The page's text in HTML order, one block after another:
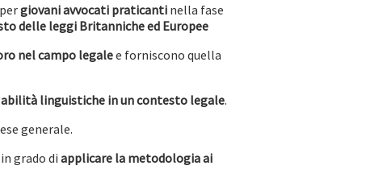
giovani avvocati praticanti nella fase
delle leggi Britanniche ed Europee
nel campo legalee forniscono quella
abilità linguistiche in un contesto legale.
generale.
grado di applicare la metodologia ai